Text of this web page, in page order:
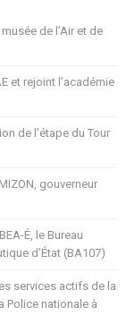
de l’Air et de
et rejoint l’académie
de l’étape du Tour
gouverneur
É, le Bureau
d’État (BA107)
services actifs de la
Police nationale à